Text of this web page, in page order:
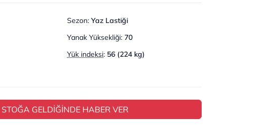
Sezon: Yaz Lastiği
Yanak Yüksekliği: 70
Yük indeksi: 56 (224 kg)
STOĞA GELDİĞİNDE HABER VER